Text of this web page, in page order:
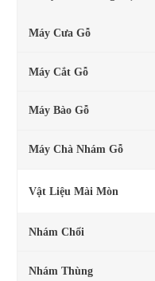
Máy Cưa Gỗ
Máy Cắt Gỗ
Máy Bào Gỗ
Máy Chà Nhám Gỗ
Vật Liệu Mài Mòn
Nhám Chổi
Nhám Thùng